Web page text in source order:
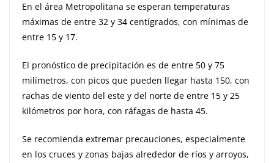
En el área Metropolitana se esperan temperaturas
máximas de entre 32 y 34 centígrados, con mínimas de
entre 15 y 17.
El pronóstico de precipitación es de entre 50 y 75
milímetros, con picos que pueden llegar hasta 150, con
rachas de viento del este y del norte de entre 15 y 25
kilómetros por hora, con ráfagas de hasta 45.
Se recomienda extremar precauciones, especialmente
en los cruces y zonas bajas alrededor de ríos y arroyos,